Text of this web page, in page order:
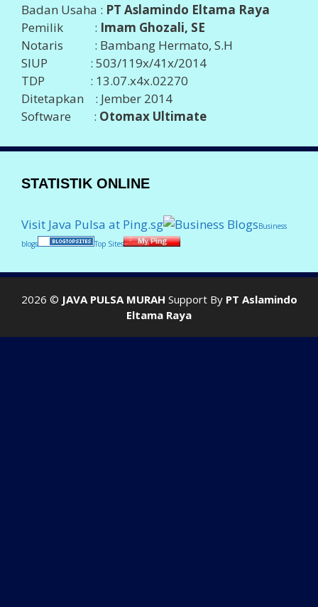
Badan Usaha : PT Aslamindo Eltama Raya
Pemilik : Imam Ghozali, SE
Notaris : Bambang Hermato, S.H
SIUP : 503/119x/41x/2014
TDP : 13.07.x4x.02270
Ditetapkan : Jember 2014
Software : Otomax Ultimate
STATISTIK ONLINE
Visit Java Pulsa at Ping.sg
Business
blogs
Top Sites
2026 © JAVA PULSA MURAH Support By PT Aslamindo
Eltama Raya